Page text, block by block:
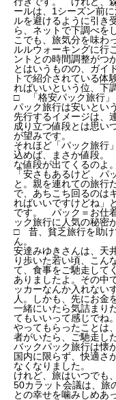
ールは、1シーズン前
ルを避けるように引
ら、ネットで下調べを
こでも、旅気分を味わ
ルルウォーキングに行
ントとの時間調整がつ
とはいうものの、ガイ
トで紹介されている体
ればいいという位、下
□ 「格安パック旅行」
パック旅行は安いとい
先行するイメージは、
成り立つ値段とは思い
が望みです。
それほど「パック旅行
込めば、まさか値段。
な値段が出てくるのよ
「安さもあるけど、パ
と。親を連れての旅行
で、あちこち回るのは
ればいいですけどね」
です。 パック＝お仕
ック旅行に人気の秘密
□ 昔、貧乏旅行を助け
ん。
安達みゆきさんは、天
り歩いた若い頃、こ
て、食事をご馳走して
ありましたよ。その中
ッカーなんか入れない
人。しかも、先にお金
一緒にいたら気詰まり
てもいいって感じでね
やってもらったことは
者がいたら、ご馳走し
バックパック旅行は懐
国内に限らず、快適さ
なくなりました。
けれど、旅はいつでも
50カラット会議は、旅
との幸せを噛みしめあ